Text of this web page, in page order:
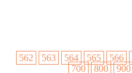
562
563 564 565 566
700
800 900